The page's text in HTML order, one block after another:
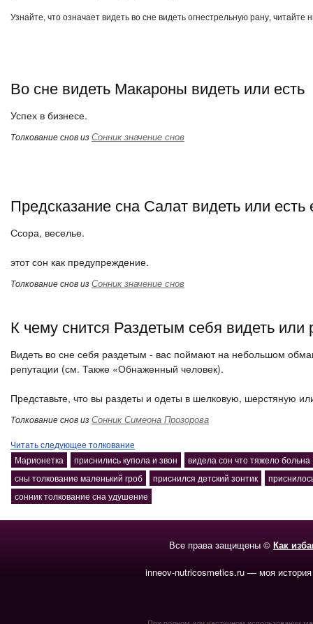
Узнайте, что означает видеть во сне видеть огнестрельную рану,
Во сне видеть Макароны видеть или есть
Успех в бизнесе.
Толкование снов изСонник значение снов
Предсказание сна Салат видеть или есть
Ссора, веселье.
этот сон как предупреждение.
Толкование снов изСонник значение снов
К чему снится Раздетым себя видеть или
Видеть во сне себя раздетым - вас поймают на небольшом
репутации (см. Также «Обнаженный человек).
Представьте, что вы раздеты и одеты в шелковую, шерстяную
Толкование снов изСонник Симеона Прозорова
Читать следующее толкование
Марионетка
приснились купола и звон
видела сон что тяжело больна
сны толкование маленький гроб
приснился детский зонтик
сонник толкование сна удушение
Все права защищены © Как
inneov-nutricosmetics.ru — моя